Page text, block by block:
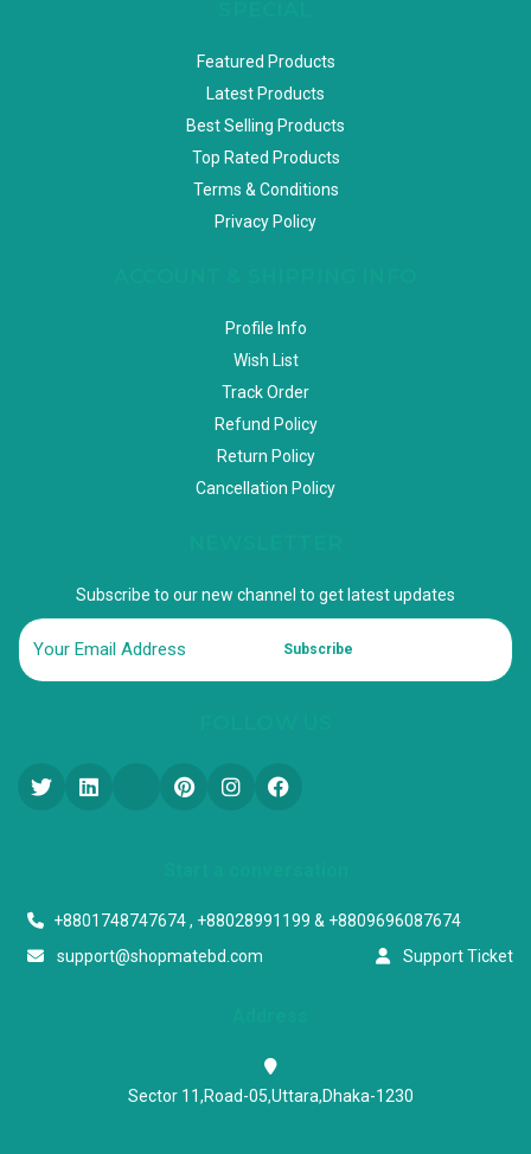
Featured Products
Latest Products
Best Selling Products
Top Rated Products
Terms & Conditions
Privacy Policy
Profile Info
Wish List
Track Order
Refund Policy
Return Policy
Cancellation Policy
Subscribe to our new channel to get latest updates
Subscribe
+8801748747674 , +88028991199 & +8809696087674
support@shopmatebd.com
Support Ticket
Sector 11,Road-05,Uttara,Dhaka-1230